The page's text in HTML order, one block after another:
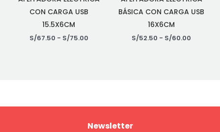
CON CARGA USB
15.5X6CM
S/67.50 - S/75.00
BÁSICA CON CARGA USB
16X6CM
S/52.50 - S/60.00
Newsletter